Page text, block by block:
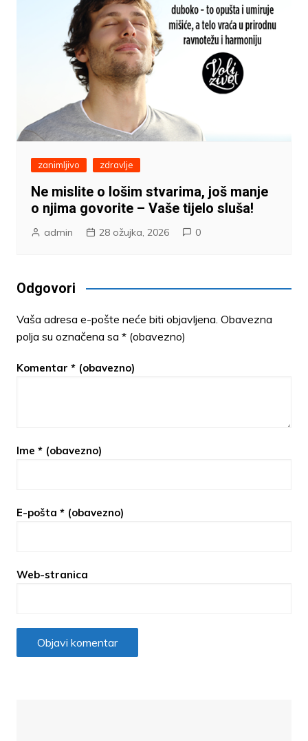
zanimljivo zdravlje
Ne mislite o lošim stvarima, još manje
o njima govorite – Vaše tijelo sluša!
admin 28 ožujka, 2026 0
Odgovori
Vaša adresa e-pošte neće biti objavljena. Obavezna
polja su označena sa * (obavezno)
Komentar * (obavezno)
Ime * (obavezno)
E-pošta * (obavezno)
Web-stranica